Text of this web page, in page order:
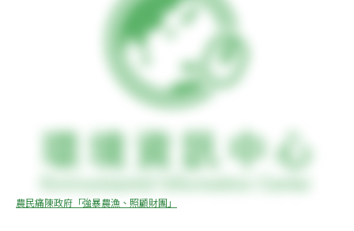
農民痛陳政府「強暴農漁、照顧財團」